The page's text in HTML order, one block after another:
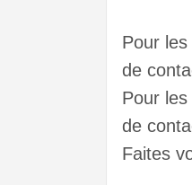
Pour
de
Pour
de
Faites